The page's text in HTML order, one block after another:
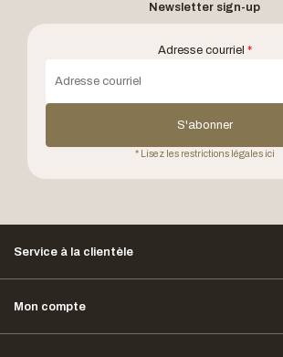
Newsletter sign-up
Adresse courriel *
S'abonner
* Lisez les restrictions légales ici
Service à la clientèle
Mon compte